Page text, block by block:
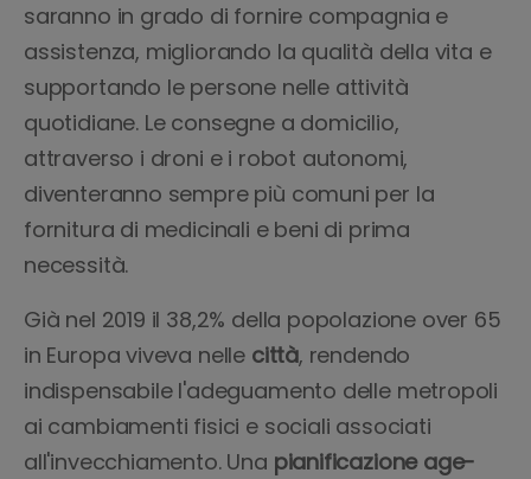
saranno in grado di fornire compagnia e
assistenza, migliorando la qualità della vita e
supportando le persone nelle attività
quotidiane. Le consegne a domicilio,
attraverso i droni e i robot autonomi,
diventeranno sempre più comuni per la
fornitura di medicinali e beni di prima
necessità.
Già nel 2019 il 38,2% della popolazione over 65
in Europa viveva nelle città, rendendo
indispensabile l'adeguamento delle metropoli
ai cambiamenti fisici e sociali associati
all'invecchiamento. Una pianificazione age-